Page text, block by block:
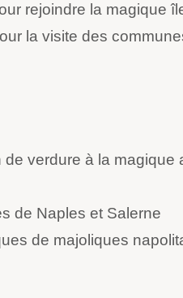
rejoindre la magique
la visite des
verdure à la
de Naples et Salerne
de majoliques